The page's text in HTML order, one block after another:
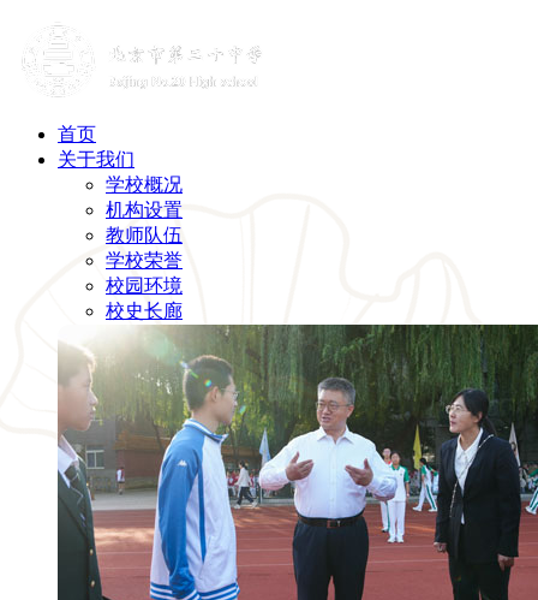
首页
关于我们
学校概况
机构设置
教师队伍
学校荣誉
校园环境
校史长廊